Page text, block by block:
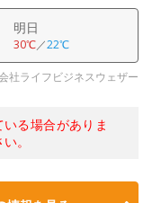
明日
30℃／22℃
社ライフビジネスウェザー
る場合がありま
。